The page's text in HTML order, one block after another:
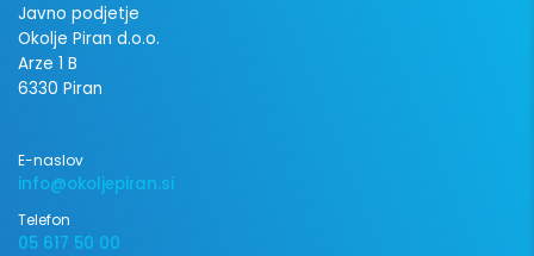
Javno podjetje
Okolje Piran d.o.o.
Arze 1 B
6330 Piran
E-naslov
info@okoljepiran.si
Telefon
05 617 50 00